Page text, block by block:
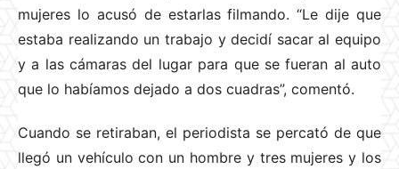
mujeres lo acusó de estarlas filmando. “Le dije que
estaba realizando un trabajo y decidí sacar al equipo
y a las cámaras del lugar para que se fueran al auto
que lo habíamos dejado a dos cuadras”, comentó.
Cuando se retiraban, el periodista se percató de que
llegó un vehículo con un hombre y tres mujeres y los